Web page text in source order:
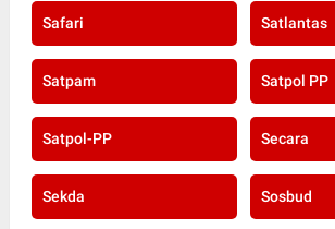
Safari Satlantas
Satpam Satpol PP
Satpol-PP Secara
Sekda Sosbud